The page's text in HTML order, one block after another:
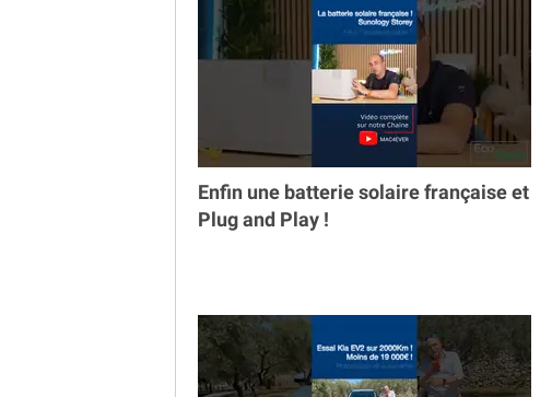
Enfin une batterie solaire française et
Plug and Play !